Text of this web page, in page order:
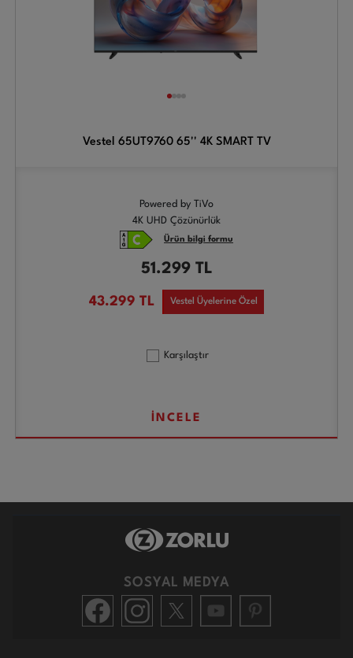
Vestel 65UT9760 65'' 4K SMART TV
Powered by TiVo
4K UHD Çözünürlük
Ürün bilgi formu
51.299 TL
43.299 TL Vestel Üyelerine Özel
Karşılaştır
İNCELE
SOSYAL MEDYA